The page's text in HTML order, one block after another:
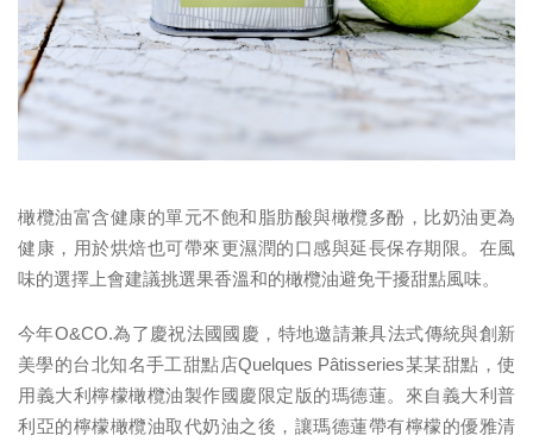
橄欖油富含健康的單元不飽和脂肪酸與橄欖多酚，比奶油更為
健康，用於烘焙也可帶來更濕潤的口感與延長保存期限。在風
味的選擇上會建議挑選果香溫和的橄欖油避免干擾甜點風味。
今年O&CO.為了慶祝法國國慶，特地邀請兼具法式傳統與創新
美學的台北知名手工甜點店Quelques Pâtisseries某某甜點，使
用義大利檸檬橄欖油製作國慶限定版的瑪德蓮。來自義大利普
利亞的檸檬橄欖油取代奶油之後，讓瑪德蓮帶有檸檬的優雅清